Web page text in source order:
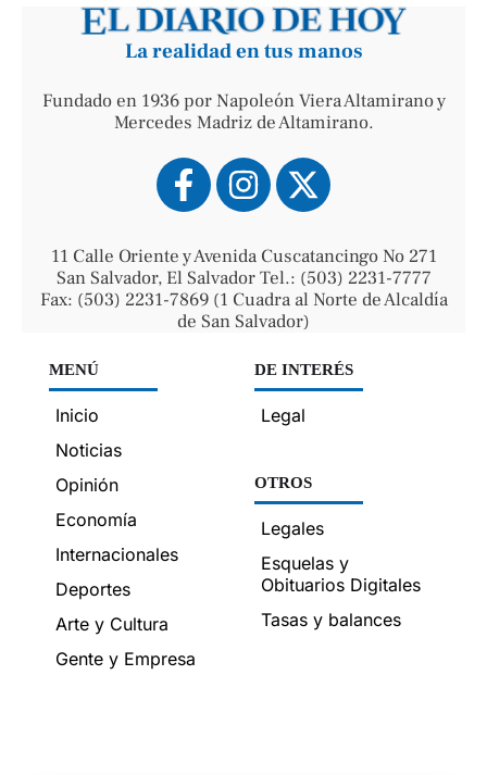
La realidad en tus manos
Fundado en 1936 por Napoleón Viera Altamirano y
Mercedes Madriz de Altamirano.
11 Calle Oriente y Avenida Cuscatancingo No 271
San Salvador, El Salvador Tel.: (503) 2231-7777
Fax: (503) 2231-7869 (1 Cuadra al Norte de Alcaldía
de San Salvador)
MENÚ
Inicio
Noticias
Opinión
Economía
Internacionales
Deportes
Arte y Cultura
Gente y Empresa
DE INTERÉS
Legal
OTROS
Legales
Esquelas y
Obituarios Digitales
Tasas y balances